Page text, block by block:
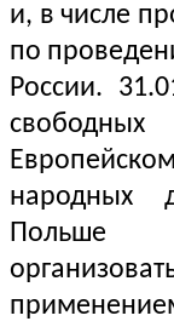
и, в числе
по
России.
народных
Польше